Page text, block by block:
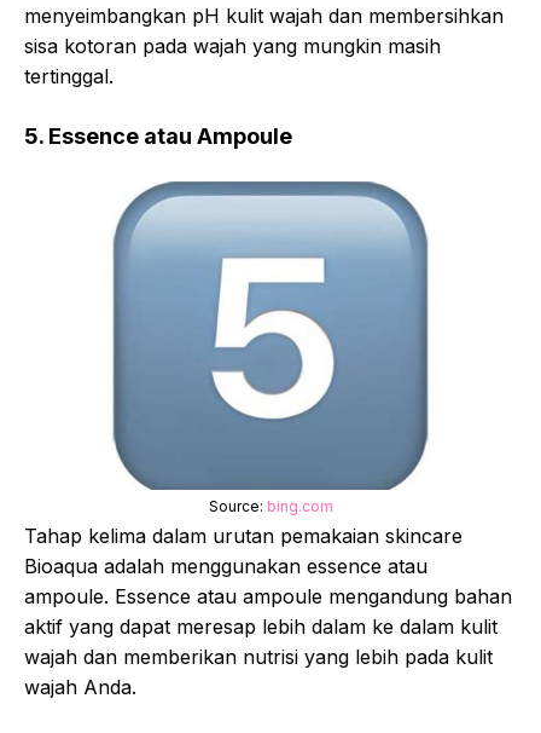
menyeimbangkan pH kulit wajah dan membersihkan
sisa kotoran pada wajah yang mungkin masih
tertinggal.
5. Essence atau Ampoule
Source: bing.com
Tahap kelima dalam urutan pemakaian skincare
Bioaqua adalah menggunakan essence atau
ampoule. Essence atau ampoule mengandung bahan
aktif yang dapat meresap lebih dalam ke dalam kulit
wajah dan memberikan nutrisi yang lebih pada kulit
wajah Anda.